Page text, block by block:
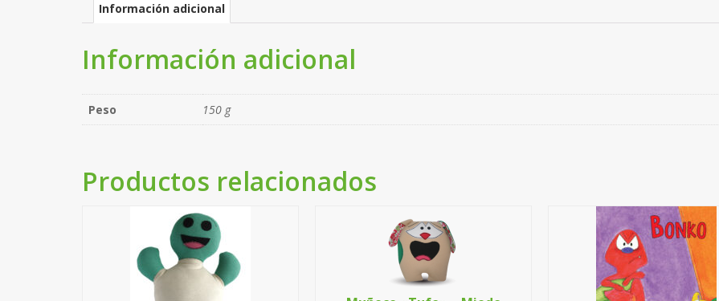
Información adicional
Información adicional
Peso 150 g
Productos relacionados